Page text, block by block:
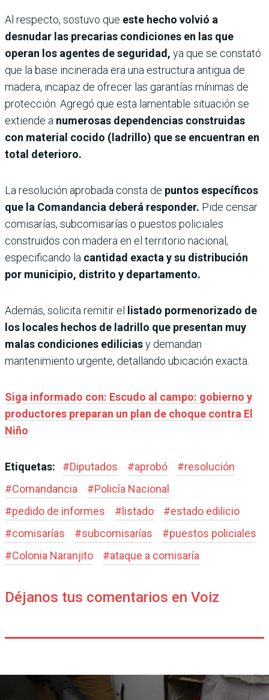
Al respecto, sostuvo que este hecho volvió a
desnudar las precarias condiciones en las que
operan los agentes de seguridad, ya que se constató
que la base incinerada era una estructura antigua de
madera, incapaz de ofrecer las garantías mínimas de
protección. Agregó que esta lamentable situación se
extiende a numerosas dependencias construidas
con material cocido (ladrillo) que se encuentran en
total deterioro.
La resolución aprobada consta de puntos específicos
que la Comandancia deberá responder. Pide censar
comisarías, subcomisarías o puestos policiales
construidos con madera en el territorio nacional,
especificando la cantidad exacta y su distribución
por municipio, distrito y departamento.
Además, solicita remitir el
listado pormenorizado de
los locales hechos de ladrillo que presentan muy
malas condiciones ediliciasy demandan
mantenimiento urgente, detallando ubicación exacta.
Siga informado con: Escudo al campo: gobierno y
productores preparan un plan de choque contra El
Niño
Etiquetas: #Diputados #aprobó #resolución
#Comandancia #Policía Nacional
#pedido de informes # listado #estado edilicio
#comisarías #subcomisarías #puestos policiales
#Colonia Naranjito #ataque a comisaría
Déjanos tus comentarios en Voiz